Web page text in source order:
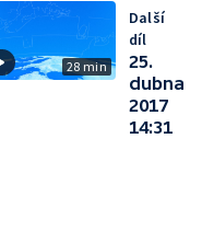
28 min
Další
díl
25.
dubna
2017
14:31